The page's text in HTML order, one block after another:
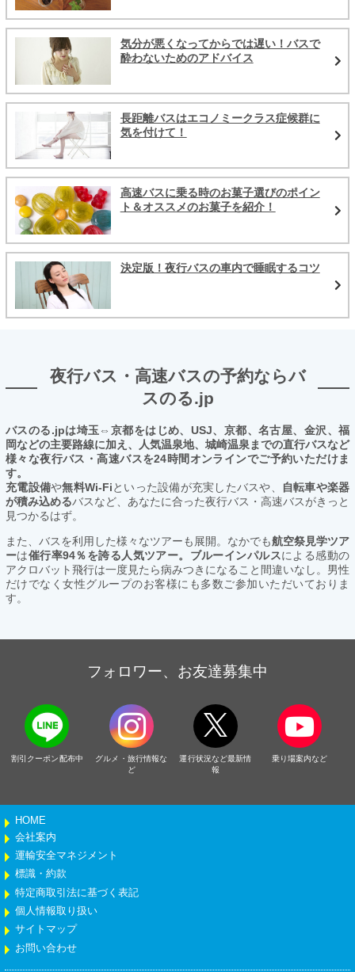
気分が悪くなってからでは遅い！バスで
酔わないためのアドバイス
長距離バスはエコノミークラス症候群に
気を付けて！
高速バスに乗る時のお菓子選びのポイン
ト＆オススメのお菓子を紹介！
決定版！夜行バスの車内で睡眠するコツ
夜行バス・高速バスの予約ならバ
スのる.jp
バスのる.jpは埼玉⇔京都をはじめ、USJ、京都、名古屋、金沢、福
岡などの主要路線に加え、人気温泉地、城崎温泉までの直行バスなど
様々な夜行バス・高速バスを24時間オンラインでご予約いただけま
す。
充電設備や無料Wi-Fiといった設備が充実したバスや、
自転車や楽器
が積み込めるバスなど、あなたに合った夜行バス・高速バスがきっと
見つかるはず。
また、バスを利用した様々なツアーも展開。なかでも航空祭見学ツア
ーは催行率94％を誇る人気ツアー。ブルーインパルスによる感動の
アクロバット飛行は一度見たら病みつきになること間違いなし。男性
だけでなく女性グループのお客様にも多数ご参加いただいておりま
す。
フォロワー、お友達募集中
割引クーポン配布中
グルメ・旅行情報な
ど
運行状況など最新情
報
乗り場案内など
HOME
会社案内
運輸安全マネジメント
標識・約款
特定商取引法に基づく表記
個人情報取り扱い
サイトマップ
お問い合わせ